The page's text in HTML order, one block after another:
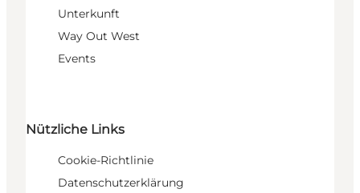
Unterkunft
Way Out West
Events
Nützliche Links
Cookie-Richtlinie
Datenschutzerklärung